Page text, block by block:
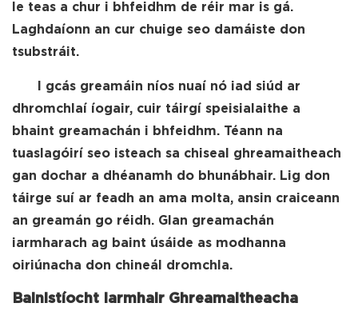
le teas a chur i bhfeidhm de réir mar is gá.
Laghdaíonn an cur chuige seo damáiste don
tsubstráit.
I gcás greamáin níos nuaí nó iad siúd ar
dhromchlaí íogair, cuir táirgí speisialaithe a
bhaint greamachán i bhfeidhm. Téann na
tuaslagóirí seo isteach sa chiseal ghreamaitheach
gan dochar a dhéanamh do bhunábhair. Lig don
táirge suí ar feadh an ama molta, ansin craiceann
an greamán go réidh. Glan greamachán
iarmharach ag baint úsáide as modhanna
oiriúnacha don chineál dromchla.
Bainistíocht Iarmhair Ghreamaitheacha